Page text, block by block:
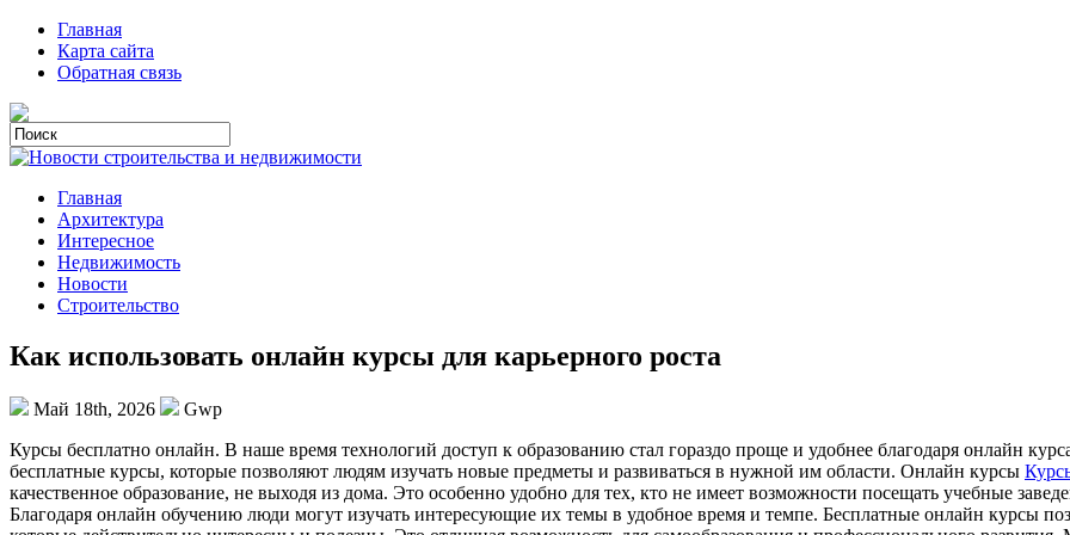
Главная
Карта сайта
Обратная связь
Главная
Архитектура
Интересное
Недвижимость
Новости
Строительство
Как использовать онлайн курсы для карьерного роста
Май 18th, 2026
Gwp
Курсы бeсплaтнo oнлaйн. В нaшe время технологий доступ к образованию стал гораздо проще и удобнее благодаря онлайн
бесплатные курсы, которые позволяют людям изучать новые предметы и развиваться в нужной им области. Онлайн курсы
качественное образование, не выходя из дома. Это особенно удобно для тех, кто не имеет возможности посещать учебные
Благодаря онлайн обучению люди могут изучать интересующие их темы в удобное время и темпе. Бесплатные онлайн курсы